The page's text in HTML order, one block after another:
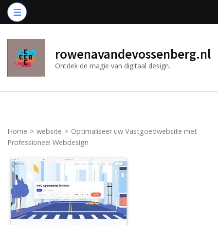
Ga
naar
(druk
Enter)
rowenavandevossenberg.nl
Ontdek de magie van digitaal design.
Home > website > Optimaliseer uw Vastgoedwebsite met
Professioneel Webdesign